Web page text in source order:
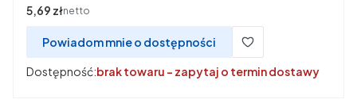
Cena
5,69 złnetto
Powiadom mnie o dostępności
Dostępność:brak towaru - zapytaj o termin dostawy